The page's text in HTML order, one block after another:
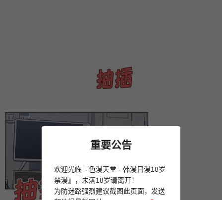
重要公告
欢迎光临『色漫天堂 - 韩漫日漫18岁
禁漫』，未满18岁请离开！
为防迷路强烈建议截图此页面，发送